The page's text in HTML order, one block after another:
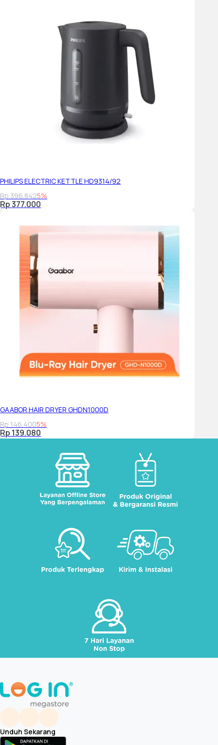
PHILIPS ELECTRIC KETTLE HD9314/92
Rp 396.8425%
Rp 377.000
GAABOR HAIR DRYER GHDN1000D
Rp 146.4005%
Rp 139.080
Unduh Sekarang